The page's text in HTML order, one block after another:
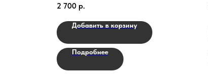
2 700 р.
Добавить в корзину
Подробнее